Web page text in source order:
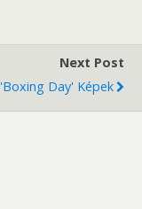
Next Post
'Boxing Day' Képek